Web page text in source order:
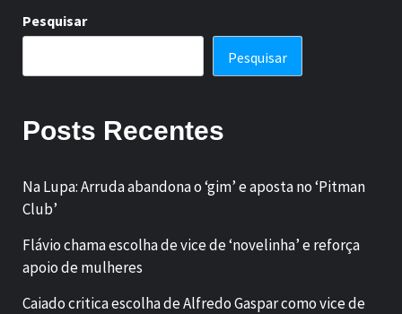
Pesquisar
Pesquisar
Posts Recentes
Na Lupa: Arruda abandona o ‘gim’ e aposta no ‘Pitman
Club’
Flávio chama escolha de vice de ‘novelinha’ e reforça
apoio de mulheres
Caiado critica escolha de Alfredo Gaspar como vice de